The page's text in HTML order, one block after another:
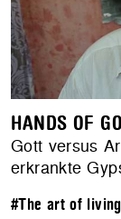
HANDS OF
Gott versus
erkrankte
#The art of